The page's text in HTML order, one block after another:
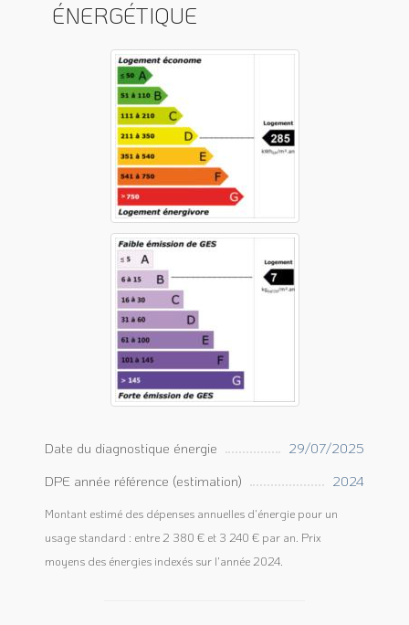
ÉNERGÉTIQUE
Date du diagnostique énergie
29/07/2025
DPE année référence (estimation)
2024
Montant estimé des dépenses annuelles d'énergie pour un
usage standard : entre 2 380 € et 3 240 € par an. Prix
moyens des énergies indexés sur l'année 2024.